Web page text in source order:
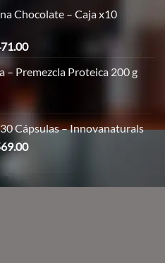
Chocolate – Caja x10
El
precio
actual
es:
$25,471.00.
– Premezcla Proteica 200 g
Cápsulas – Innovanaturals
El
es: